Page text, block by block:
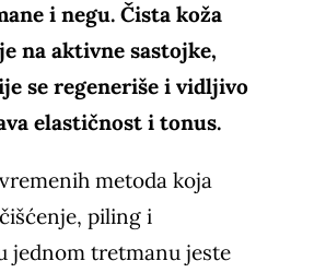
i negu. Čista koža
na aktivne sastojke,
se regeneriše i vidljivo
elastičnost i tonus.
metoda koja
piling i
jednom tretmanu jeste